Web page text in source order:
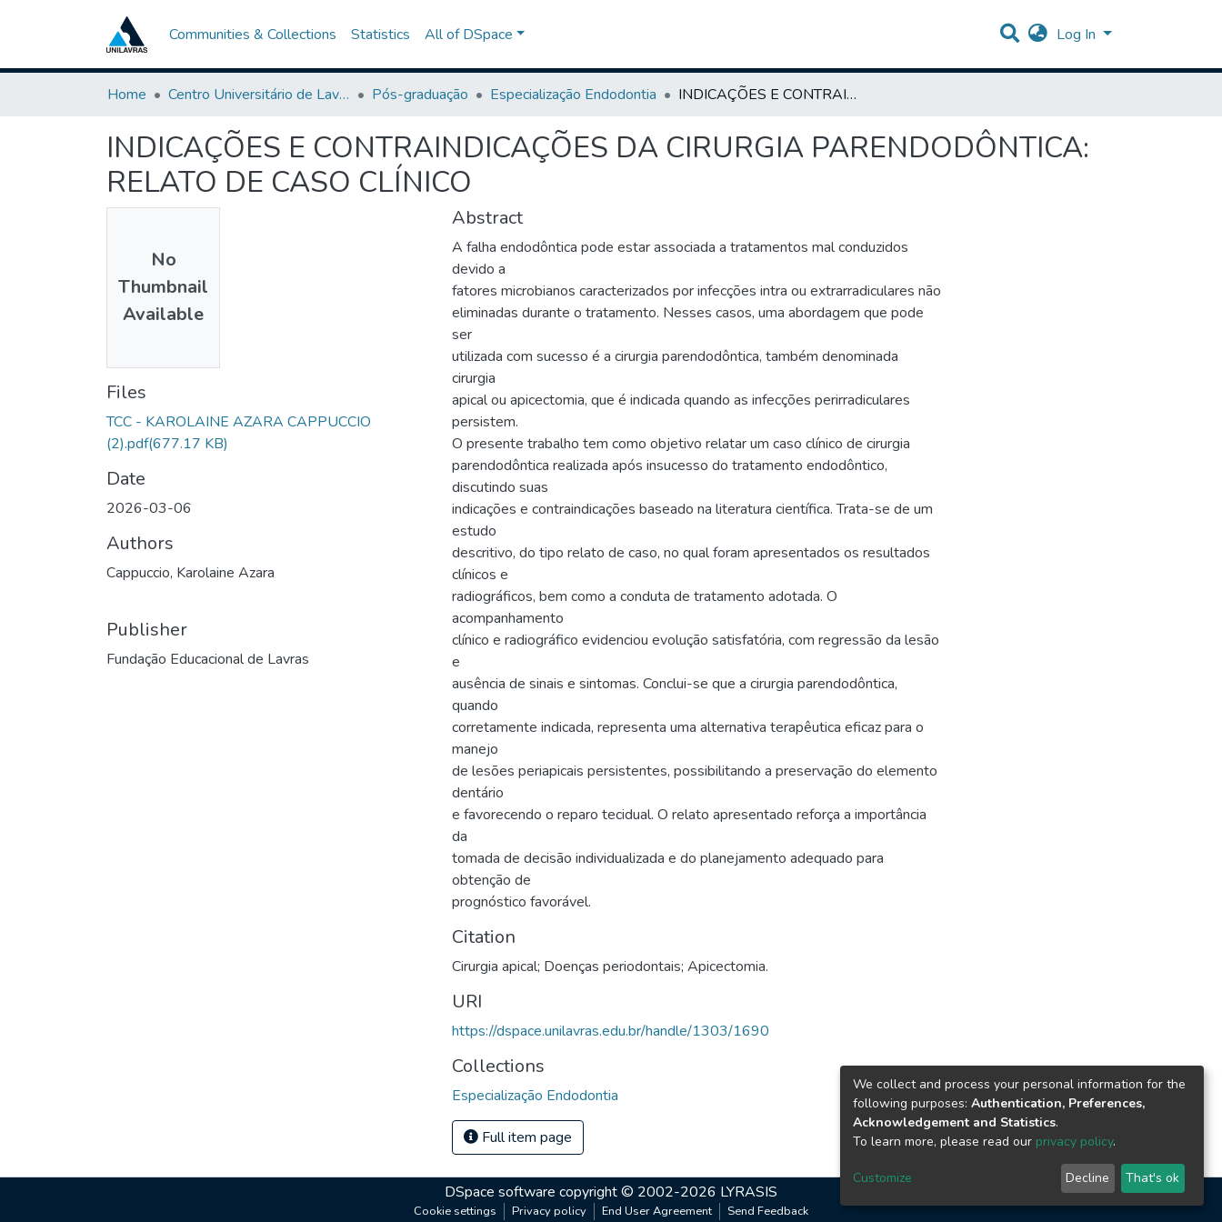
Communities & Collections Statistics All of DSpace Log In
Home Centro Universitário de Lavras-UNILAVRAS Pós-graduação Especialização Endodontia INDICAÇÕES E CONTRAINDICAÇÕES DA CIRURGIA PARENDODÔNTICA: RELATO DE CASO CLÍNICO
INDICAÇÕES E CONTRAINDICAÇÕES DA CIRURGIA PARENDODÔNTICA:
RELATO DE CASO CLÍNICO
No
Thumbnail
Available
Files
TCC - KAROLAINE AZARA CAPPUCCIO
(2).pdf(677.17 KB)
Date
2026-03-06
Authors
Cappuccio, Karolaine Azara
Publisher
Fundação Educacional de Lavras
Abstract
A falha endodôntica pode estar associada a tratamentos mal conduzidos
devido a
fatores microbianos caracterizados por infecções intra ou extrarradiculares não
eliminadas durante o tratamento. Nesses casos, uma abordagem que pode
ser
utilizada com sucesso é a cirurgia parendodôntica, também denominada
cirurgia
apical ou apicectomia, que é indicada quando as infecções perirradiculares
persistem.
O presente trabalho tem como objetivo relatar um caso clínico de cirurgia
parendodôntica realizada após insucesso do tratamento endodôntico,
discutindo suas
indicações e contraindicações baseado na literatura científica. Trata-se de um
estudo
descritivo, do tipo relato de caso, no qual foram apresentados os resultados
clínicos e
radiográficos, bem como a conduta de tratamento adotada. O
acompanhamento
clínico e radiográfico evidenciou evolução satisfatória, com regressão da lesão
e
ausência de sinais e sintomas. Conclui-se que a cirurgia parendodôntica,
quando
corretamente indicada, representa uma alternativa terapêutica eficaz para o
manejo
de lesões periapicais persistentes, possibilitando a preservação do elemento
dentário
e favorecendo o reparo tecidual. O relato apresentado reforça a importância
da
tomada de decisão individualizada e do planejamento adequado para
obtenção de
prognóstico favorável.
Citation
Cirurgia apical; Doenças periodontais; Apicectomia.
URI
https://dspace.unilavras.edu.br/handle/1303/1690
Collections
Especialização Endodontia
Full item page
DSpace software copyright © 2002-2026 LYRASIS
Cookie settings Privacy policy End User Agreement Send Feedback
We collect and process your personal information for the
following purposes: Authentication, Preferences,
Acknowledgement and Statistics.
To learn more, please read our privacy policy.
Customize Decline That's ok